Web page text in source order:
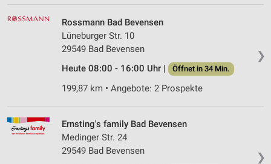
❯
Rossmann Bad Bevensen
Lüneburger Str. 10
29549 Bad Bevensen
Heute 08:00 - 16:00 Uhr |
Öffnet in 34 Min.
199,87 km • Angebote: 2 Prospekte
❯
Ernsting's family Bad Bevensen
Medinger Str. 24
29549 Bad Bevensen